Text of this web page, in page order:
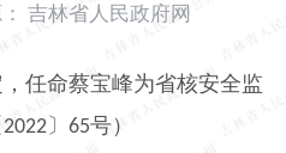
吉林省人民政府网
任命蔡宝峰为省核安全监
2022〕 65号）